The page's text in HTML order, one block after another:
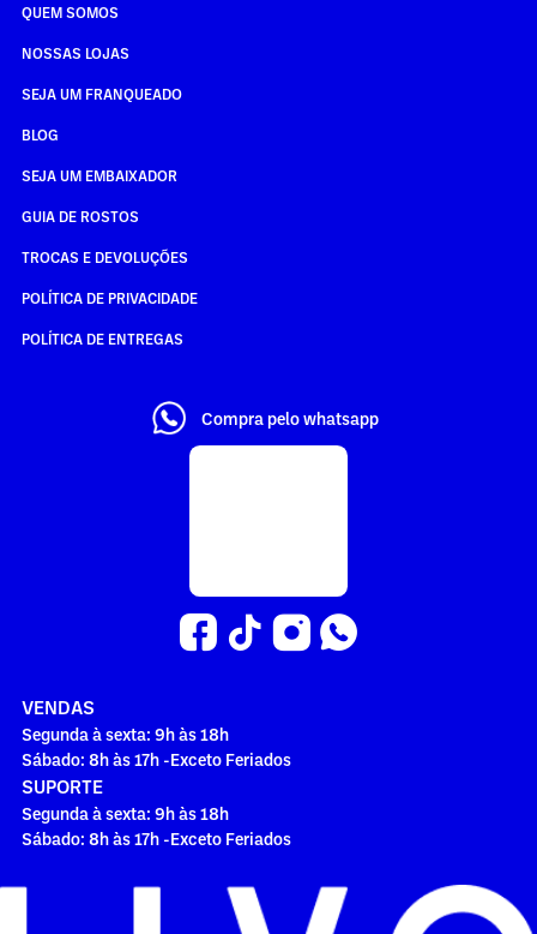
QUEM SOMOS
NOSSAS LOJAS
SEJA UM FRANQUEADO
BLOG
SEJA UM EMBAIXADOR
GUIA DE ROSTOS
TROCAS E DEVOLUÇÕES
POLÍTICA DE PRIVACIDADE
POLÍTICA DE ENTREGAS
Compra pelo whatsapp
VENDAS
Segunda à sexta: 9h às 18h
Sábado: 8h às 17h -Exceto Feriados
SUPORTE
Segunda à sexta: 9h às 18h
Sábado: 8h às 17h -Exceto Feriados